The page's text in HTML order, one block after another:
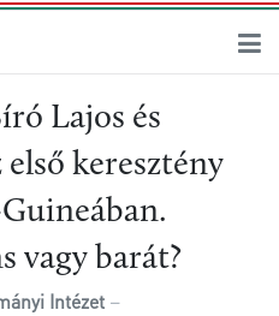
Lajos és
első keresztény
vagy barát?
Intézet